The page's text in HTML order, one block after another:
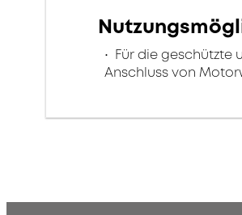
Für die geschützte
Anschluss von